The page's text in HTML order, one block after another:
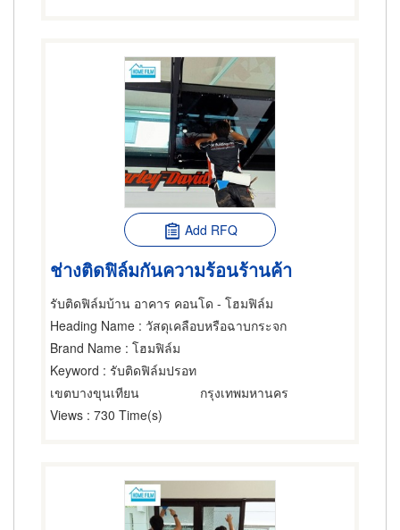
Add RFQ
ช่างติดฟิล์มกันความร้อนร้านค้า
รับติดฟิล์มบ้าน อาคาร คอนโด - โฮมฟิล์ม
Heading Name : วัสดุเคลือบหรือฉาบกระจก
Brand Name : โฮมฟิล์ม
Keyword : รับติดฟิล์มปรอท
เขตบางขุนเทียน
กรุงเทพมหานคร
Views : 730 Time(s)